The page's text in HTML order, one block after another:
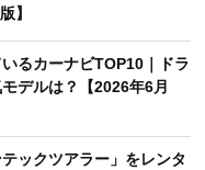
】
いるカーナビTOP10｜ドラ
デルは？【2026年6月
ックツアラー」をレンタ